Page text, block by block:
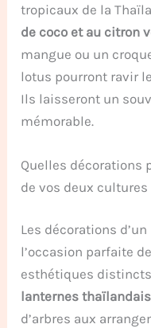
tropicaux de la
de coco et au citron
mangue ou un
lotus pourront ravir
Ils laisseront un
mémorable.
Quelles décorations
de vos deux cultures
Les décorations
l’occasion parfaite
esthétiques
lanternes
d’arbres aux